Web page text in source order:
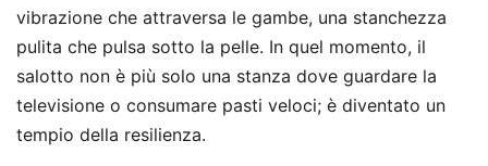
vibrazione che attraversa le gambe, una stanchezza
pulita che pulsa sotto la pelle. In quel momento, il
salotto non è più solo una stanza dove guardare la
televisione o consumare pasti veloci; è diventato un
tempio della resilienza.